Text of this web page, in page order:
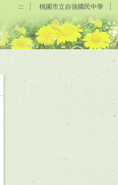
::: 桃園市立自強國民中學